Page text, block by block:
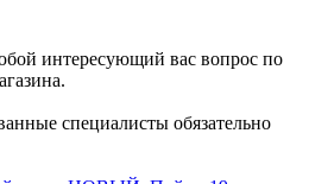
интересующий вас вопрос по
специалисты обязательно